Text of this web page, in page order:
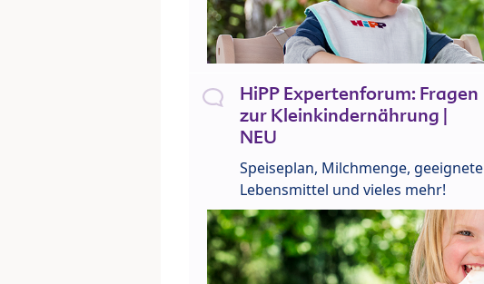
HiPP Expertenforum: Fragen
zur Kleinkindernährung |
NEU
Speiseplan, Milchmenge, geeignete
Lebensmittel und vieles mehr!